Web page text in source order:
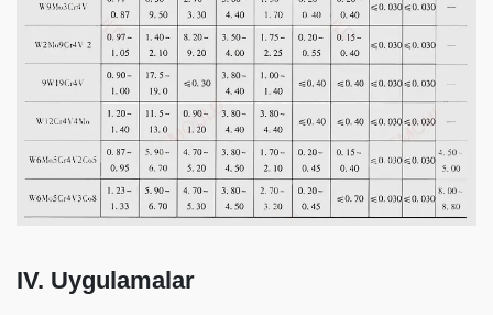
IV. Uygulamalar